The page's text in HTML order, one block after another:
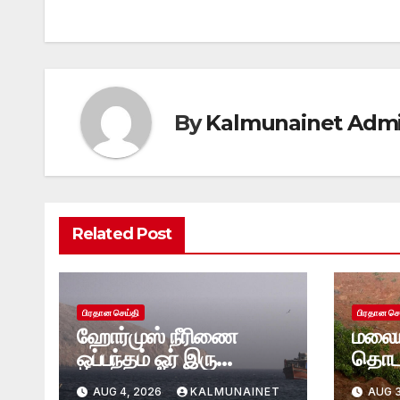
ByKalmunainet
Related Post
பிரதான செய்தி
ஹோர்முஸ் நீரிணை
ஒப்பந்தம் ஓர் இரு
தினங்களில் எட்டப்படும்
AUG 4, 2026 KALMUNAINET
பிரதான
AUG